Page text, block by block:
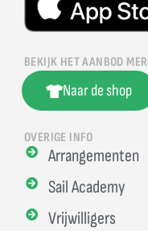
BEKIJK HET AANBOD
Naar de shop
OVERIGE INFO
Arrangementen
Sail Academy
Vrijwilligers